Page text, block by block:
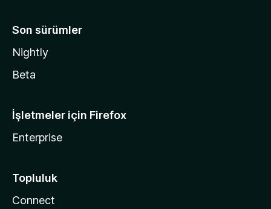
Son sürümler
Nightly
Beta
İşletmeler için Firefox
Enterprise
Topluluk
Connect